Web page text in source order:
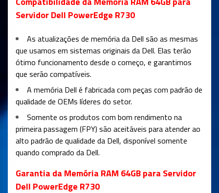
Servidor Dell PowerEdge R730
As atualizações de memória da Dell são as mesmas
que usamos em sistemas originais da Dell. Elas terão
ótimo funcionamento desde o começo, e garantimos
que serão compatíveis.
A memória Dell é fabricada com peças com padrão de
qualidade de OEMs líderes do setor.
Somente os produtos com bom rendimento na
primeira passagem (FPY) são aceitáveis para atender ao
alto padrão de qualidade da Dell, disponível somente
quando comprado da Dell.
Garantia da Memória RAM 64GB para Servidor
Dell PowerEdge R730